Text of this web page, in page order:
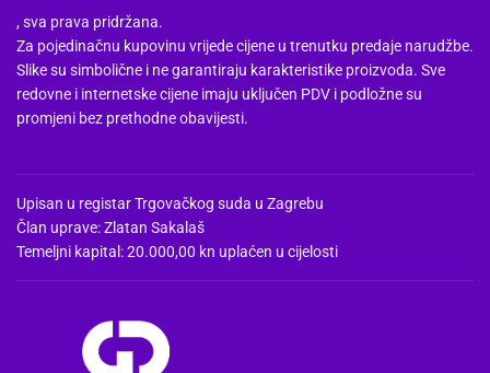
, sva prava pridržana.
Za pojedinačnu kupovinu vrijede cijene u trenutku predaje narudžbe.
Slike su simbolične i ne garantiraju karakteristike proizvoda. Sve
redovne i internetske cijene imaju uključen PDV i podložne su
promjeni bez prethodne obavijesti.
Upisan u registar Trgovačkog suda u Zagrebu
Član uprave: Zlatan Sakalaš
Temeljni kapital: 20.000,00 kn uplaćen u cijelosti